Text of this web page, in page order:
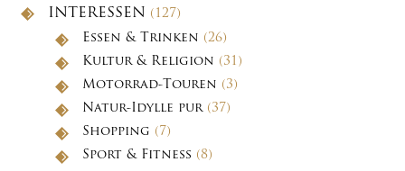
INTERESSEN (127)
Essen & Trinken (26)
Kultur & Religion (31)
Motorrad-Touren (3)
Natur-Idylle pur(37)
Shopping (7)
Sport & Fitness (8)